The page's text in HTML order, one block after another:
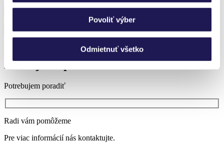
Povoliť výber
Odmietnuť všetko
Neviete si vybrať?
Nechajte si poradiť.
Potrebujem poradiť
Radi vám pomôžeme
Pre viac informácií nás kontaktujte.